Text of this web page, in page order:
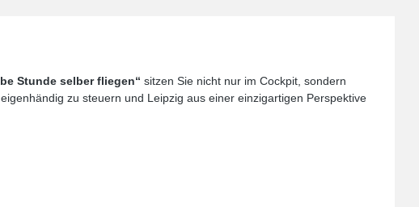
Stunde selber fliegen“ sitzen Sie nicht nur im Cockpit, sondern
zu steuern und Leipzig aus einer einzigartigen Perspektive